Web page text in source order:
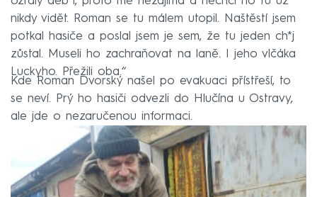
nikdy vidět. Roman se tu málem utopil. Naštěstí jsem
potkal hasiče a poslal jsem je sem, že tu jeden ch*j
zůstal. Museli ho zachraňovat na laně. I jeho vlčáka
Luckyho. Přežili oba.“
Kde Roman Dvorský našel po evakuaci přístřeší, to
se neví. Prý ho hasiči odvezli do Hlučína u Ostravy,
ale jde o nezaručenou informaci.